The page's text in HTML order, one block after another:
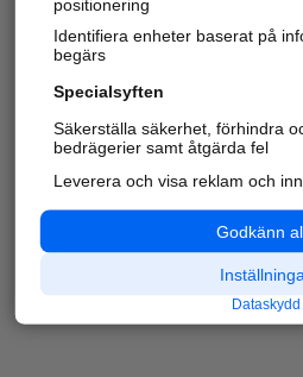
positionering
Identifiera enheter baserat på
begärs
Specialsyften
Säkerställa säkerhet, förhindra
bedrägerier samt åtgärda fel
Leverera och visa reklam och
Godkänn
Dataskydd